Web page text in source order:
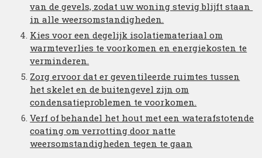
van de gevels, zodat uw woning stevig blijft staan ​​
in alle weersomstandigheden.
Kies voor een degelijk isolatiemateriaal om
warmteverlies te voorkomen en energiekosten te
verminderen.
Zorg ervoor dat er geventileerde ruimtes tussen
het skelet en de buitengevel zijn om
condensatieproblemen te voorkomen.
Verf of behandel het hout met een waterafstotende
coating om verrotting door natte
weersomstandigheden tegen te gaan